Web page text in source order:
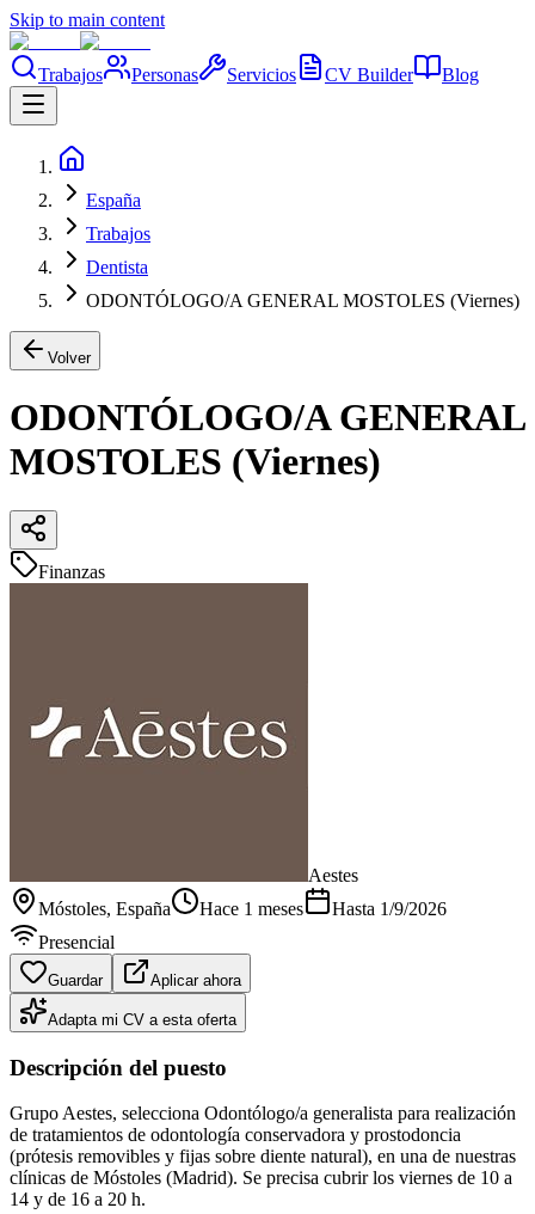
Skip to main content
Trabajos Personas Servicios CV Builder Blog
España
Trabajos
Dentista
ODONTÓLOGO/A GENERAL MOSTOLES (Viernes)
Volver
ODONTÓLOGO/A GENERAL
MOSTOLES (Viernes)
Finanzas
Aestes
Móstoles, España Hace 1 meses Hasta 1/9/2026
Presencial
Guardar Aplicar ahora
Adapta mi CV a esta oferta
Descripción del puesto
Grupo Aestes, selecciona Odontólogo/a generalista para realización
de tratamientos de odontología conservadora y prostodoncia
(prótesis removibles y fijas sobre diente natural), en una de nuestras
clínicas de Móstoles (Madrid). Se precisa cubrir los viernes de 10 a
14 y de 16 a 20 h.